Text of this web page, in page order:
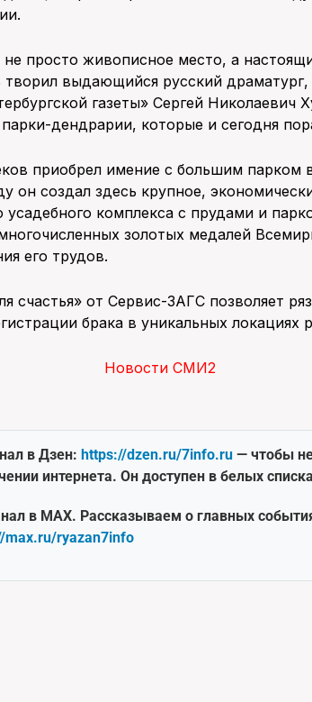
просто живописное место, а
выдающийся русский драматург,
газеты» Сергей Николаевич
дендрарии, которые и сегодня
приобрел имение с большим парком
он создал здесь крупное,
усадебного комплекса с прудами и
золотых медалей
его трудов.
счастья» от Сервис-ЗАГС позволяет
брака в уникальных локациях
Новости СМИ2
в Дзен: https://dzen.ru/7info.ru — чтобы
интернета. Он доступен в белых
в MAX. Рассказываем о главных
max.ru/ryazan7info